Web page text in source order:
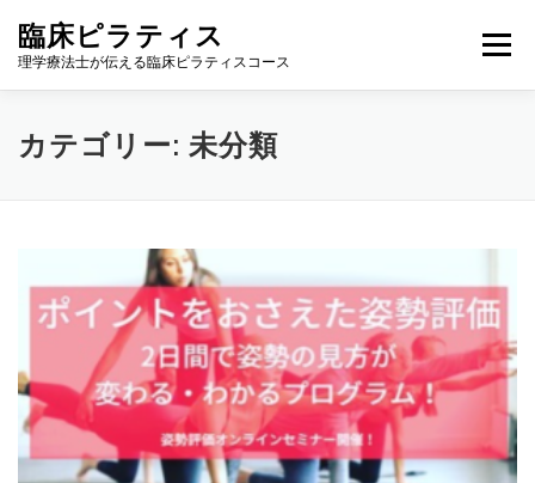
臨床ピラティス
理学療法士が伝える臨床ピラティスコース
メニュー
理学療法士の方へ 臨床ピラティス長期コース
カテゴリー: 未分類